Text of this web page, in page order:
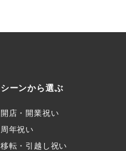
シーンから選ぶ
開店・開業祝い
周年祝い
移転・引越し祝い